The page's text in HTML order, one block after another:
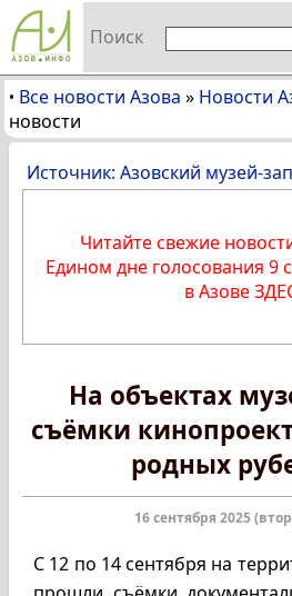
Поиск
• Все новости Азова » Новости
новости
Источник: Азовский музей-
Читайте свежие
Едином дне голосования 9
в Азове
На объектах
съёмки
родных
16 сентября 2025
С 12 по 14 сентября на